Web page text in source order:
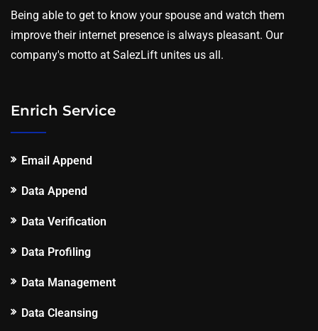
Being able to get to know your spouse and watch them
improve their internet presence is always pleasant. Our
company's motto at SalezLift unites us all.
Enrich Service
Email Append
Data Append
Data Verification
Data Profiling
Data Management
Data Cleansing